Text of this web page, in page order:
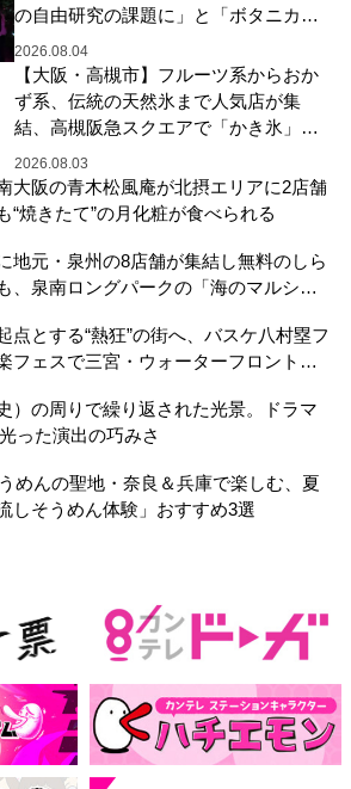
の自由研究の課題に」と「ボタニカル
ガーデン 大阪」へ招待
2026.08.04
【大阪・高槻市】フルーツ系からおか
ず系、伝統の天然氷まで人気店が集
結、高槻阪急スクエアで「かき氷」祭
り
2026.08.03
大阪の青木松風庵が北摂エリアに2店舗
“焼きたて”の月化粧が食べられる
地元・泉州の8店舗が集結し無料のしら
、泉南ロングパークの「海のマルシ
！
点とする“熱狂”の街へ、バスケ八村塁フ
フェスで三宮・ウォーターフロントを
）の周りで繰り返された光景。ドラマ
った演出の巧みさ
めんの聖地・奈良＆兵庫で楽しむ、夏
しそうめん体験」おすすめ3選